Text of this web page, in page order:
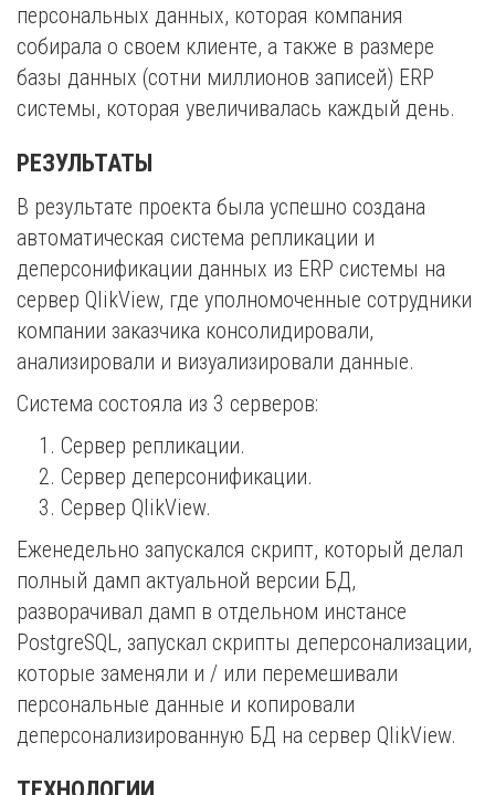
персональных данных, которая компания
собирала о своем клиенте, а также в размере
базы данных (сотни миллионов записей) ERP
системы, которая увеличивалась каждый день.
РЕЗУЛЬТАТЫ
В результате проекта была успешно создана
автоматическая система репликации и
деперсонификации данных из ERP системы на
сервер QlikView, где уполномоченные сотрудники
компании заказчика консолидировали,
анализировали и визуализировали данные.
Система состояла из 3 серверов:
Сервер репликации.
Сервер деперсонификации.
Сервер QlikView.
Еженедельно запускался скрипт, который делал
полный дамп актуальной версии БД,
разворачивал дамп в отдельном инстансе
PostgreSQL, запускал скрипты деперсонализации,
которые заменяли и / или перемешивали
персональные данные и копировали
деперсонализированную БД на сервер QlikView.